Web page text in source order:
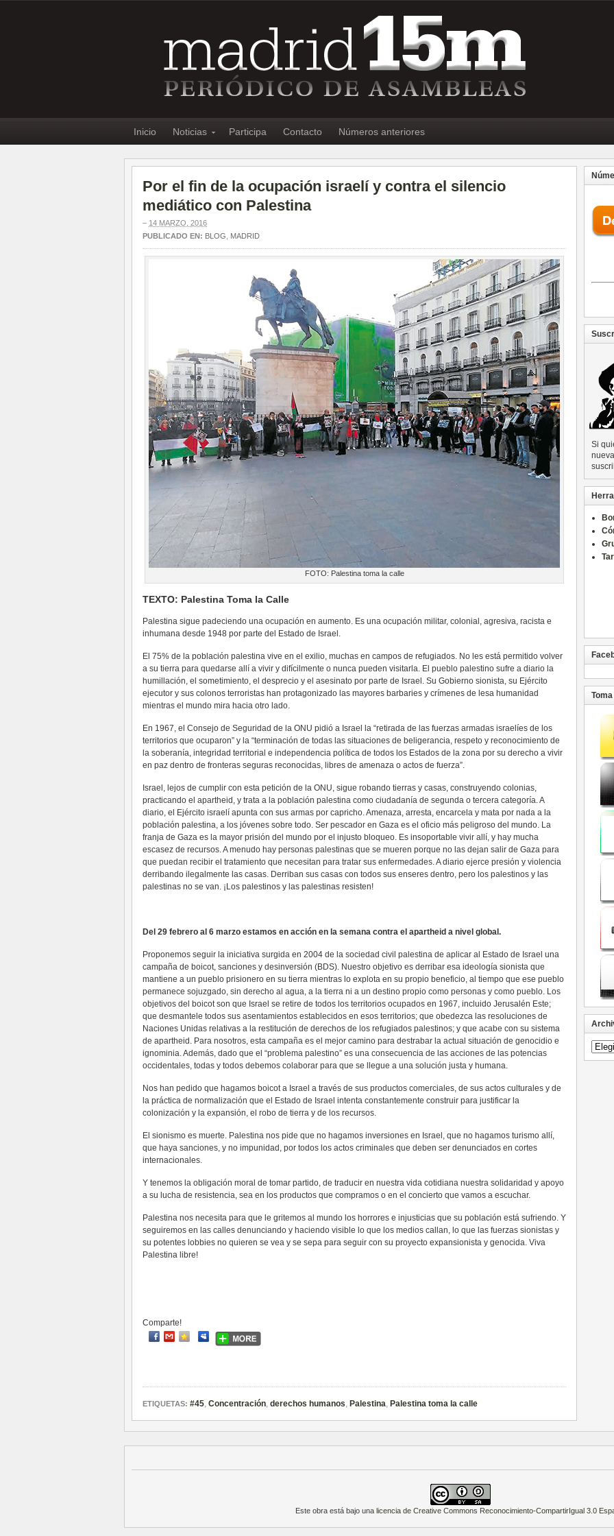
Inicio Noticias Participa Contacto Números anteriores
Por el fin de la ocupación israelí y contra el silencio
mediático con Palestina
– 14 MARZO, 2016
PUBLICADO EN: BLOG MADRID
FOTO: Palestina toma la calle
TEXTO: Palestina Toma la Calle
Palestina sigue padeciendo una ocupación en aumento. Es una ocupación militar, colonial, agresiva, racista e
inhumana desde 1948 por parte del Estado de Israel.
El 75% de la población palestina vive en el exilio, muchas en campos de refugiados. No les está permitido volver
a su tierra para quedarse allí a vivir y difícilmente o nunca pueden visitarla. El pueblo palestino sufre a diario la
humillación, el sometimiento, el desprecio y el asesinato por parte de Israel. Su Gobierno sionista, su Ejército
ejecutor y sus colonos terroristas han protagonizado las mayores barbaries y crímenes de lesa humanidad
mientras el mundo mira hacia otro lado.
En 1967, el Consejo de Seguridad de la ONU pidió a Israel la “retirada de las fuerzas armadas israelíes de los
territorios que ocuparon” y la “terminación de todas las situaciones de beligerancia, respeto y reconocimiento de
la soberanía, integridad territorial e independencia política de todos los Estados de la zona por su derecho a vivir
en paz dentro de fronteras seguras reconocidas, libres de amenaza o actos de fuerza”.
Israel, lejos de cumplir con esta petición de la ONU, sigue robando tierras y casas, construyendo colonias,
practicando el apartheid, y trata a la población palestina como ciudadanía de segunda o tercera categoría. A
diario, el Ejército israelí apunta con sus armas por capricho. Amenaza, arresta, encarcela y mata por nada a la
población palestina, a los jóvenes sobre todo. Ser pescador en Gaza es el oficio más peligroso del mundo. La
franja de Gaza es la mayor prisión del mundo por el injusto bloqueo. Es insoportable vivir allí, y hay mucha
escasez de recursos. A menudo hay personas palestinas que se mueren porque no las dejan salir de Gaza para
que puedan recibir el tratamiento que necesitan para tratar sus enfermedades. A diario ejerce presión y violencia
derribando ilegalmente las casas. Derriban sus casas con todos sus enseres dentro, pero los palestinos y las
palestinas no se van. ¡Los palestinos y las palestinas resisten!
Del 29 febrero al 6 marzo estamos en acción en la semana contra el apartheid a nivel global.
Proponemos seguir la iniciativa surgida en 2004 de la sociedad civil palestina de aplicar al Estado de Israel una
campaña de boicot, sanciones y desinversión (BDS). Nuestro objetivo es derribar esa ideología sionista que
mantiene a un pueblo prisionero en su tierra mientras lo explota en su propio beneficio, al tiempo que ese pueblo
permanece sojuzgado, sin derecho al agua, a la tierra ni a un destino propio como personas y como pueblo. Los
objetivos del boicot son que Israel se retire de todos los territorios ocupados en 1967, incluido Jerusalén Este;
que desmantele todos sus asentamientos establecidos en esos territorios; que obedezca las resoluciones de
Naciones Unidas relativas a la restitución de derechos de los refugiados palestinos; y que acabe con su sistema
de apartheid. Para nosotros, esta campaña es el mejor camino para destrabar la actual situación de genocidio e
ignominia. Además, dado que el “problema palestino” es una consecuencia de las acciones de las potencias
occidentales, todas y todos debemos colaborar para que se llegue a una solución justa y humana.
Nos han pedido que hagamos boicot a Israel a través de sus productos comerciales, de sus actos culturales y de
la práctica de normalización que el Estado de Israel intenta constantemente construir para justificar la
colonización y la expansión, el robo de tierra y de los recursos.
El sionismo es muerte. Palestina nos pide que no hagamos inversiones en Israel, que no hagamos turismo allí,
que haya sanciones, y no impunidad, por todos los actos criminales que deben ser denunciados en cortes
internacionales.
Y tenemos la obligación moral de tomar partido, de traducir en nuestra vida cotidiana nuestra solidaridad y apoyo
a su lucha de resistencia, sea en los productos que compramos o en el concierto que vamos a escuchar.
Palestina nos necesita para que le gritemos al mundo los horrores e injusticias que su población está sufriendo. Y
seguiremos en las calles denunciando y haciendo visible lo que los medios callan, lo que las fuerzas sionistas y
su potentes lobbies no quieren se vea y se sepa para seguir con su proyecto expansionista y genocida. Viva
Palestina libre!
Comparte!
ETIQUETAS: #45, Concentración, derechos humanos, Palestina, Palestina toma la calle
Si
Este obra está bajo una licencia de Creative Commons Reconocimiento-CompartirIgual 3.0